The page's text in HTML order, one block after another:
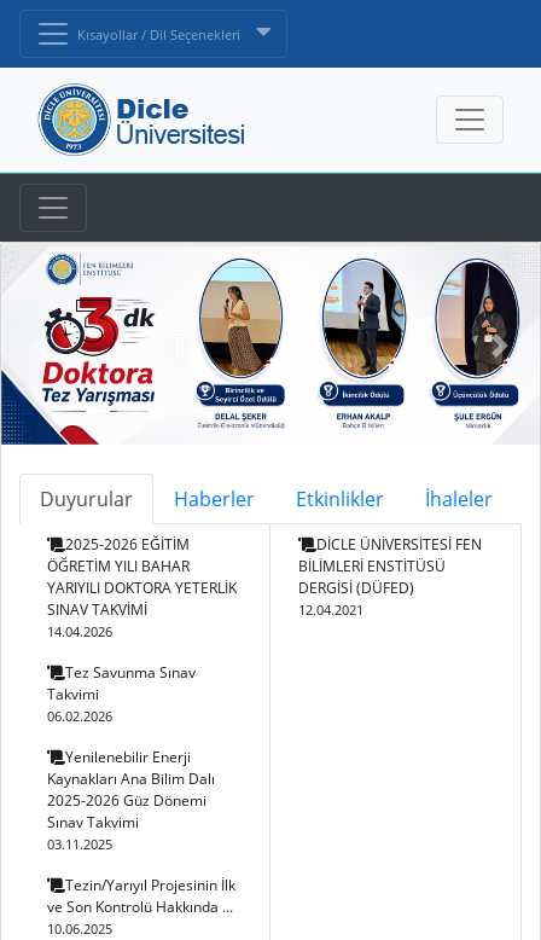
Kısayollar / Dil Seçenekleri
Duyurular Haberler Etkinlikler İhaleler
2025-2026 EĞİTİM
ÖĞRETİM YILI BAHAR
YARIYILI DOKTORA YETERLİK
SINAV TAKVİMİ
14.04.2026
Tez Savunma Sınav
Takvimi
06.02.2026
Yenilenebilir Enerji
Kaynakları Ana Bilim Dalı
2025-2026 Güz Dönemi
Sınav Takvimi
03.11.2025
Tezin/Yarıyıl Projesinin İlk
ve Son Kontrolü Hakkında ...
10.06.2025
DİCLE ÜNİVERSİTESİ FEN
BİLİMLERİ ENSTİTÜSÜ
DERGİSİ (DÜFED)
12.04.2021